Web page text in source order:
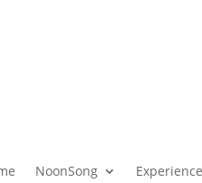
NoonSong Experience